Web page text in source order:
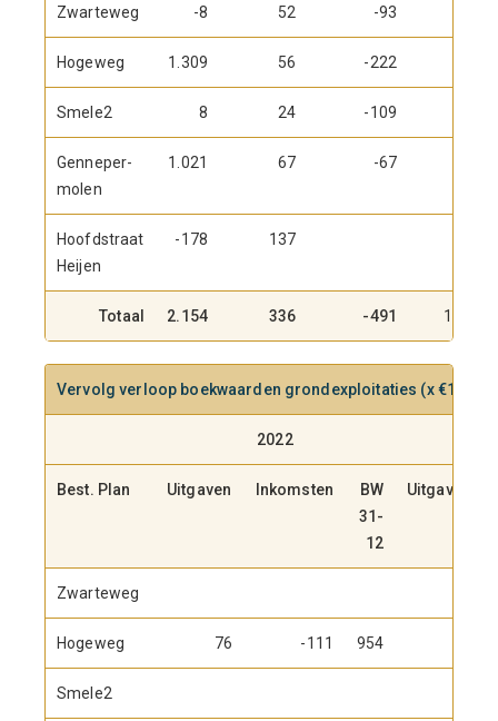
Zwarteweg -8 52 -93
Hogeweg 1.309 56 -222
Smele2 8 24 -109
Genneper-
molen
1.021 67 -67
Hoofdstraat
Heijen
-178 137
Totaal 2.154 336 -491 118
Vervolg verloop boekwaarden grondexploitaties (x €1.000)
2022
Best. Plan Uitgaven Inkomsten
BW
31-
12
Uitgaven
Zwarteweg
Hogeweg 76 -111 954
Smele2